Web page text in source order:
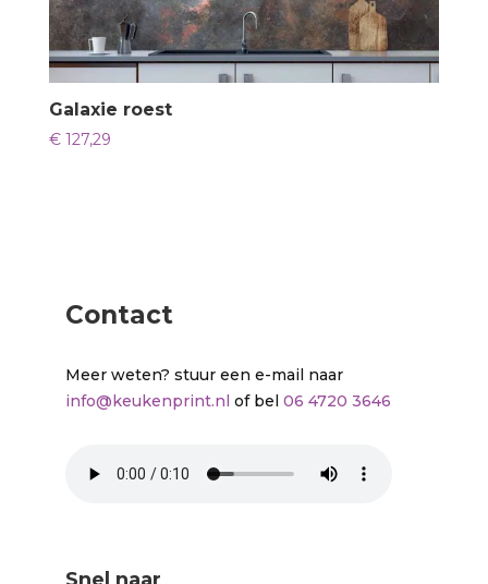
Galaxie roest
€127,29
Contact
Meer weten? stuur een e-mail naar
info@keukenprint.nl of bel 06 4720 3646